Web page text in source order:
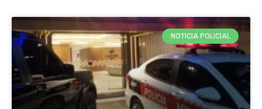
NOTICIA POLICIAL